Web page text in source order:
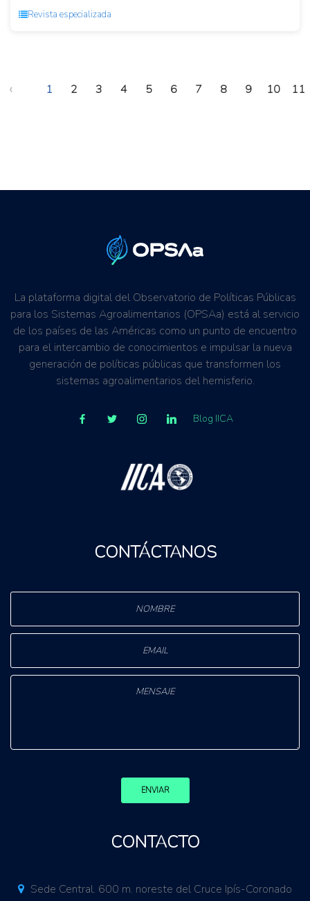
Revista especializada
‹ 1 2 3 4 5 6 7 8 9 10 11
La plataforma digital del Observatorio de Políticas Públicas
para los Sistemas Agroalimentarios (OPSAa) está al servicio
de los países de las Américas como un punto de encuentro
para el intercambio de conocimientos e impulsar la nueva
generación de políticas públicas que transformen los
sistemas agroalimentarios del hemisferio.
Blog IICA
CONTÁCTANOS
ENVIAR
CONTACTO
Sede Central. 600 m. noreste del Cruce Ipís-Coronado